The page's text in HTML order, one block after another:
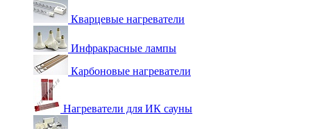
Кварцевые нагреватели
Инфракрасные лампы
Карбоновые нагреватели
Нагреватели для ИК сауны